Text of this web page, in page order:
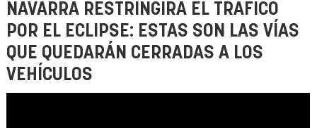
NAVARRA RESTRINGIRÁ EL TRÁFICO
POR EL ECLIPSE: ESTAS SON LAS VÍAS
QUE QUEDARÁN CERRADAS A LOS
VEHÍCULOS